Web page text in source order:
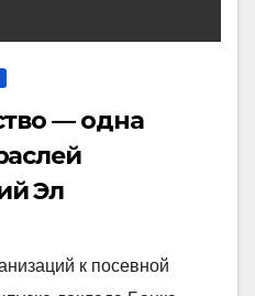
— одна
Эл
к посевной